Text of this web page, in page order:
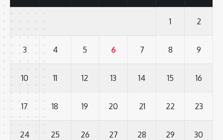
1 2
3 4 5 6 7 8 9
10 11 12 13 14 15 16
17 18 19 20 21 22 23
24 25 26 27 28 29 30